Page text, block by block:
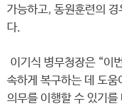
가능하고, 동원훈련의
다.
이기식 병무청장은 “이
속하게 복구하는 데 도
의무를 이행할 수 있기